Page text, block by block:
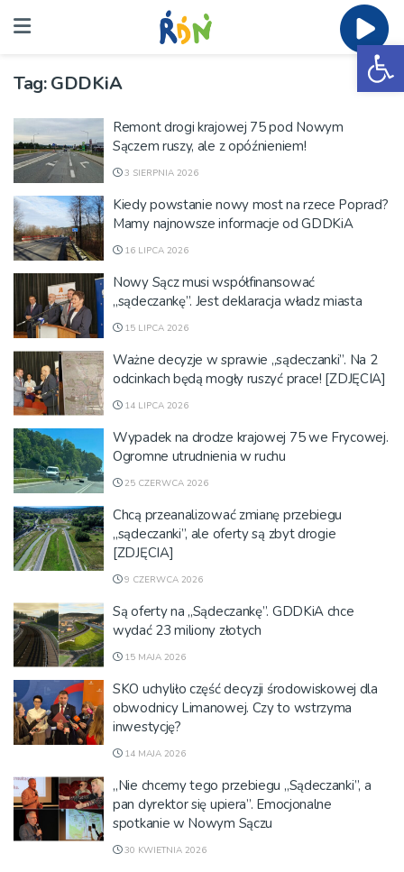
Tag:GDDKiA
Remont drogi krajowej 75 pod Nowym
Sączem ruszy, ale z opóźnieniem!
3 SIERPNIA 2026
Kiedy powstanie nowy most na rzece Poprad?
Mamy najnowsze informacje od GDDKiA
16 LIPCA 2026
Nowy Sącz musi współfinansować
„sądeczankę”. Jest deklaracja władz miasta
15 LIPCA 2026
Ważne decyzje w sprawie „sądeczanki”. Na 2
odcinkach będą mogły ruszyć prace! [ZDJĘCIA]
14 LIPCA 2026
Wypadek na drodze krajowej 75 we Frycowej.
Ogromne utrudnienia w ruchu
25 CZERWCA 2026
Chcą przeanalizować zmianę przebiegu
„sądeczanki”, ale oferty są zbyt drogie
[ZDJĘCIA]
9 CZERWCA 2026
Są oferty na „Sądeczankę”. GDDKiA chce
wydać 23 miliony złotych
15 MAJA 2026
SKO uchyliło część decyzji środowiskowej dla
obwodnicy Limanowej. Czy to wstrzyma
inwestycję?
14 MAJA 2026
„Nie chcemy tego przebiegu „Sądeczanki”, a
pan dyrektor się upiera”. Emocjonalne
spotkanie w Nowym Sączu
30 KWIETNIA 2026